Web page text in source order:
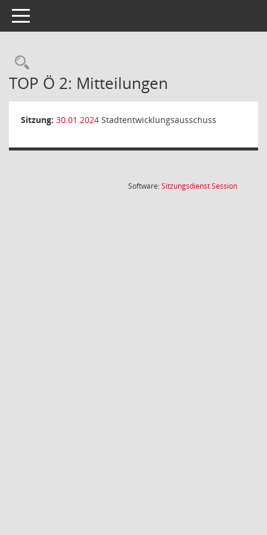
Toggle navigation
Rechercheauswahl
TOP Ö 2: Mitteilungen
Sitzung: 30.01.2024 Stadtentwicklungsausschuss
Software:SitzungsdienstSession(Wird in